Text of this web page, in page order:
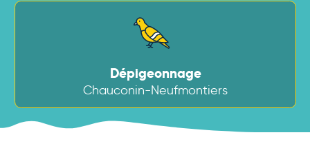
Dépigeonnage
Chauconin-Neufmontiers